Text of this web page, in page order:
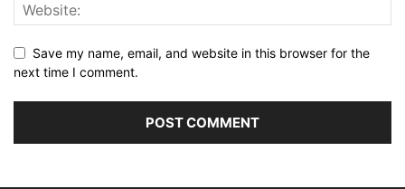
Save my name, email, and website in this browser for the
next time I comment.